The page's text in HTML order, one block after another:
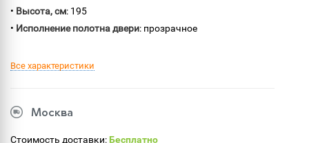
• Высота, см: 195
• Исполнение полотна двери: прозрачное
Все характеристики
Москва
Стоимость доставки:Бесплатно